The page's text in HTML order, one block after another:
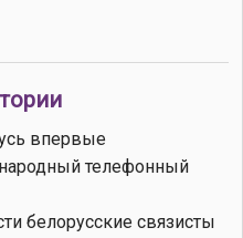
впервые
телефонный
белорусские связисты